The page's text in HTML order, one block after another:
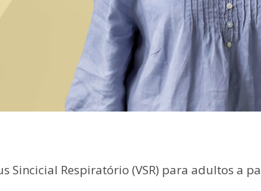
Sincicial Respiratório (VSR) para adultos a